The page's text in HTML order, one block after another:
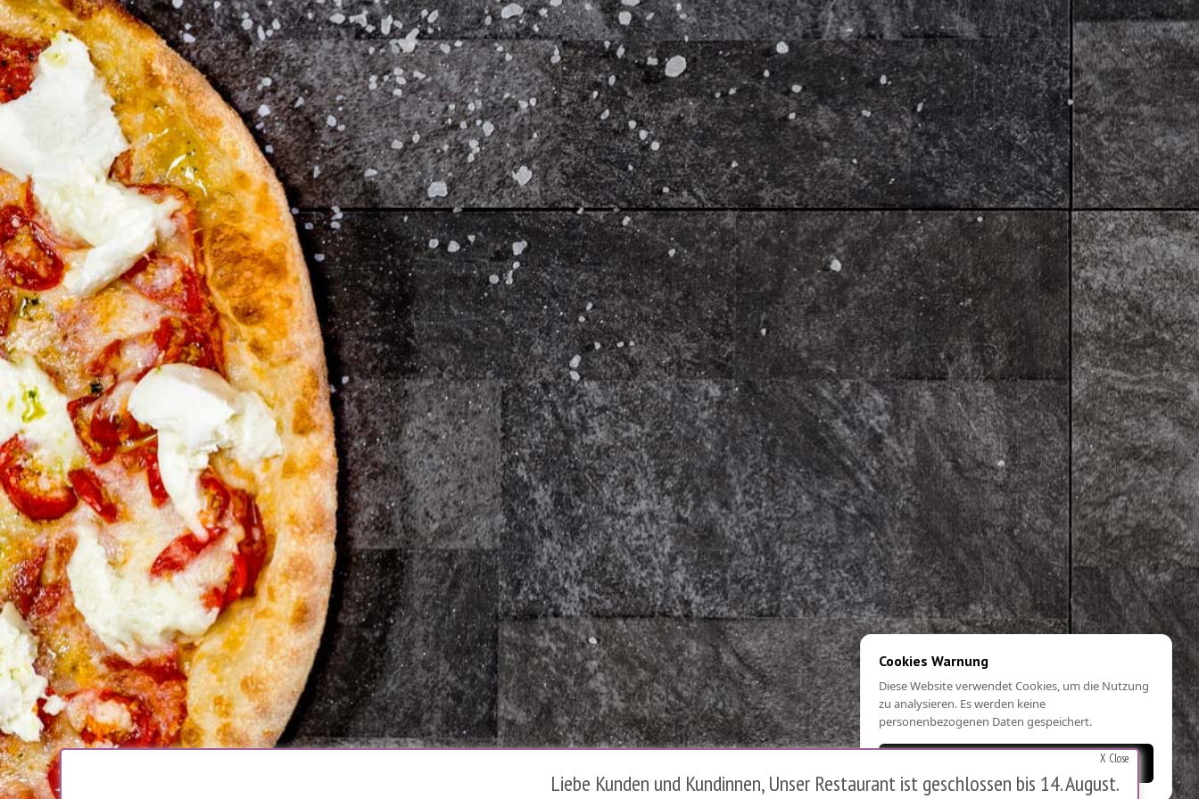
Cookies Warnung
Diese Website verwendet Cookies, um die Nutzung
zu analysieren. Es werden keine
personenbezogenen Daten gespeichert.
X Close
Liebe Kunden und Kundinnen, Unser Restaurant ist geschlossen bis 14. August.